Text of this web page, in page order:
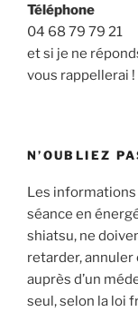
Téléphone
04 68 79 79 21
et si je ne
vous rappellerai !
N’OUBLIEZ
Les
séance en
shiatsu, ne
retarder,
auprès d’un
seul, selon la loi